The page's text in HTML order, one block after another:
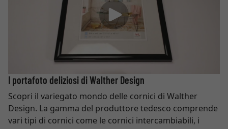
I portafoto deliziosi di Walther Design
Scopri il variegato mondo delle cornici di Walther
Design. La gamma del produttore tedesco comprende
vari tipi di cornici come le cornici intercambiabili, i